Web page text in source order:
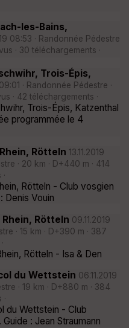
les-Bains,
08:53 · Randonnée Pédestre
· 30 téléchargements ·
Trois-Épis,
· Randonnée Pédestre ·
· 42 téléchargements ·
Trois-Épis, Katzenthal
programmée le 4
Rötteln 13.11.2019
· 20 km · D+440 m · 414
Rötteln - Club vosgien
Denis Vouin
Rhein, Rötteln 09.11.2019
· 15 km · D+390 m · 387
Rötteln - Isa & Den
du Wettstein 06.11.2019
· 19 km · D+880 m · 384
du Wettstein - Club
: Jean Straumann